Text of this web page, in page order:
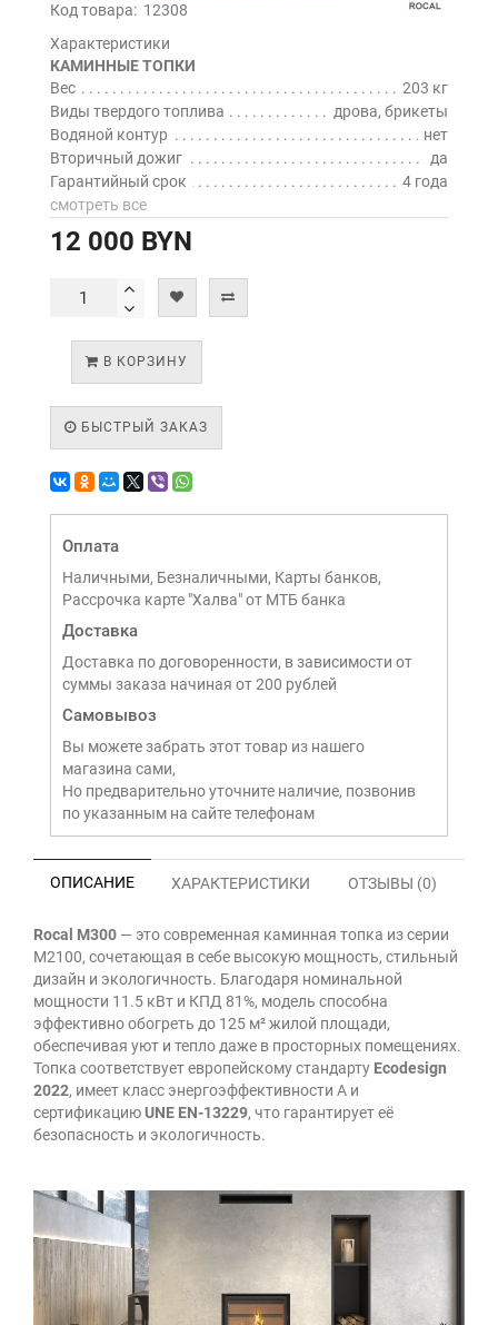
Код товара: 12308
Характеристики
КАМИННЫЕ ТОПКИ
Вес
203 кг
Виды твердого топлива
дрова, брикеты
Водяной контур
нет
Вторичный дожиг
да
Гарантийный срок
4 года
смотреть все
12 000 BYN
В КОРЗИНУ
БЫСТРЫЙ ЗАКАЗ
Оплата
Наличными, Безналичными, Карты банков,
Рассрочка карте "Халва" от МТБ банка
Доставка
Доставка по договоренности, в зависимости от
суммы заказа начиная от 200 рублей
Самовывоз
Вы можете забрать этот товар из нашего
магазина сами,
Но предварительно уточните наличие, позвонив
по указанным на сайте телефонам
ОПИСАНИЕ ХАРАКТЕРИСТИКИ ОТЗЫВЫ (0)
Rocal M300 — это современная каминная топка из серии
M2100, сочетающая в себе высокую мощность, стильный
дизайн и экологичность. Благодаря номинальной
мощности 11.5 кВт и КПД 81%, модель способна
эффективно обогреть до 125 м² жилой площади,
обеспечивая уют и тепло даже в просторных помещениях.
Топка соответствует европейскому стандарту Ecodesign
2022, имеет класс энергоэффективности A и
сертификациюUNE EN-13229, что гарантирует её
безопасность и экологичность.